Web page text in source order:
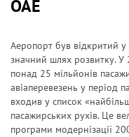
ОАЕ
Аеропорт був відкритий
значний шлях розвитку. У
понад 25 мільйонів
авіаперевезень у період
входив у список
пасажирських рухів. Це
програми модернізації